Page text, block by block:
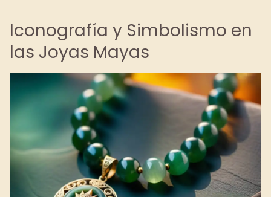
Iconografía y Simbolismo en
las Joyas Mayas